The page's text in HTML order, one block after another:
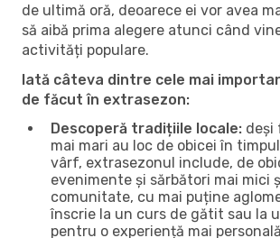
de ultimă oră, deoarece ei vor avea
să aibă prima alegere atunci când
activități populare.
Iată câteva dintre cele mai
de făcut în extrasezon:
Descoperă tradițiile locale: deși
mai mari au loc de obicei în
vârf, extrasezonul include, de
evenimente și sărbători mai mici
comunitate, cu mai puține
înscrie la un curs de gătit sau la
pentru o experiență mai